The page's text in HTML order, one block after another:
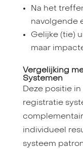
Na het
navolgende
Gelijke (tie)
maar
Vergelijking
Systemen
Deze positie
registratie
individueel
systeem